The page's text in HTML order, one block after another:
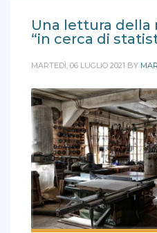
Una lettura della
“in cerca di
MARTEDÌ, 06 LUGLIO 2021 BY